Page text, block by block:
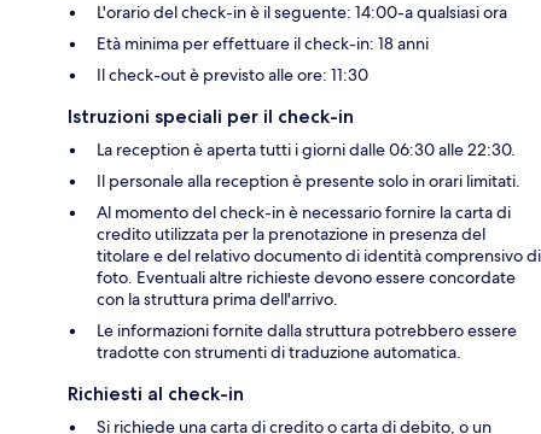
L'orario del check-in è il seguente: 14:00-a qualsiasi ora
Età minima per effettuare il check-in: 18 anni
Il check-out è previsto alle ore: 11:30
Istruzioni speciali per il check-in
La reception è aperta tutti i giorni dalle 06:30 alle 22:30.
Il personale alla reception è presente solo in orari limitati.
Al momento del check-in è necessario fornire la carta di
credito utilizzata per la prenotazione in presenza del
titolare e del relativo documento di identità comprensivo di
foto. Eventuali altre richieste devono essere concordate
con la struttura prima dell'arrivo.
Le informazioni fornite dalla struttura potrebbero essere
tradotte con strumenti di traduzione automatica.
Richiesti al check-in
Si richiede una carta di credito o carta di debito, o un